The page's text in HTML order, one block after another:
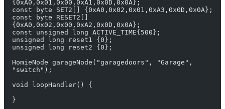
{0xA0,0x01,0x00,0xA1,0x0D,0x0A};
const byte SET2[] {0xA0,0x02,0x01,0xA3,0x0D,0x0A};
const byte RESET2[]
{0xA0,0x02,0x00,0xA2,0x0D,0x0A};
const unsigned long ACTIVE_TIME{500};
unsigned long reset1 {0};
unsigned long reset2 {0};
HomieNode garageNode("garagedoors", "Garage",
"switch");
void loopHandler() {
}